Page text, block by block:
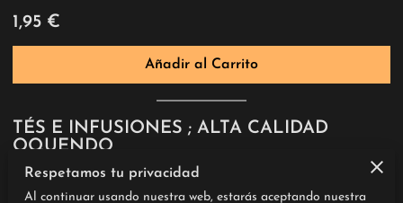
1,95 €
Añadir al Carrito
TÉS E INFUSIONES ; ALTA CALIDAD
OQUENDO
Observa toda la gama y variedades de nuestros tés de alta
calidad;
Respetamos tu privacidad
Al continuar usando nuestra web, estarás aceptando nuestra